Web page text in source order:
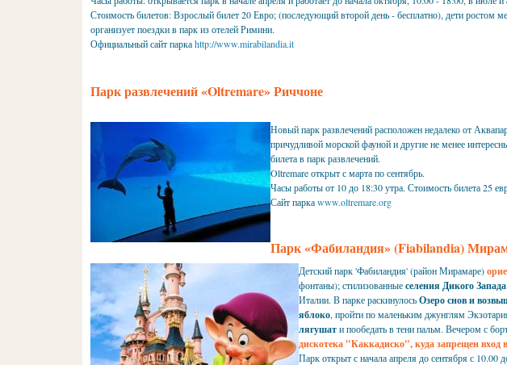
Стоимость билетов: Взрослый билет 20 Евро; (последующий второй день - бесплатно), дети
организует поездки в парк из отелей Римини.
Официальный сайт паркаhttp://www.mirabilandia.it
Парк развлечений «Oltremare» Риччоне
Новый парк развлечений расположен недалеко от
причудливой морской фауной и другие не менее
билета в парк развлечений.
Oltremare открыт с марта по сентябрь.
Часы работы от 10 до 18:30 утра. Стоимость билета 25
Сайт паркаwww.oltremare.org
Парк «Фабиландия» (Fiabilandia)
Детский парк 'Фабиландия' (район Мирамаре)
фонтаны); стилизованныеселения Дикого
Италии. В парке раскинулосьОзеро снов и
яблоко, пройти по маленьким джунглям
лягушати пообедать в тени пальм. Вечером с
дискотека "Каккадиско",куда запрещен вход
Парк открыт с начала апреля до сентября с 10.00